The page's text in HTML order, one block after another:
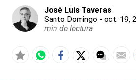
José Luis Taveras
Santo Domingo - oct. 19,
min de lectura